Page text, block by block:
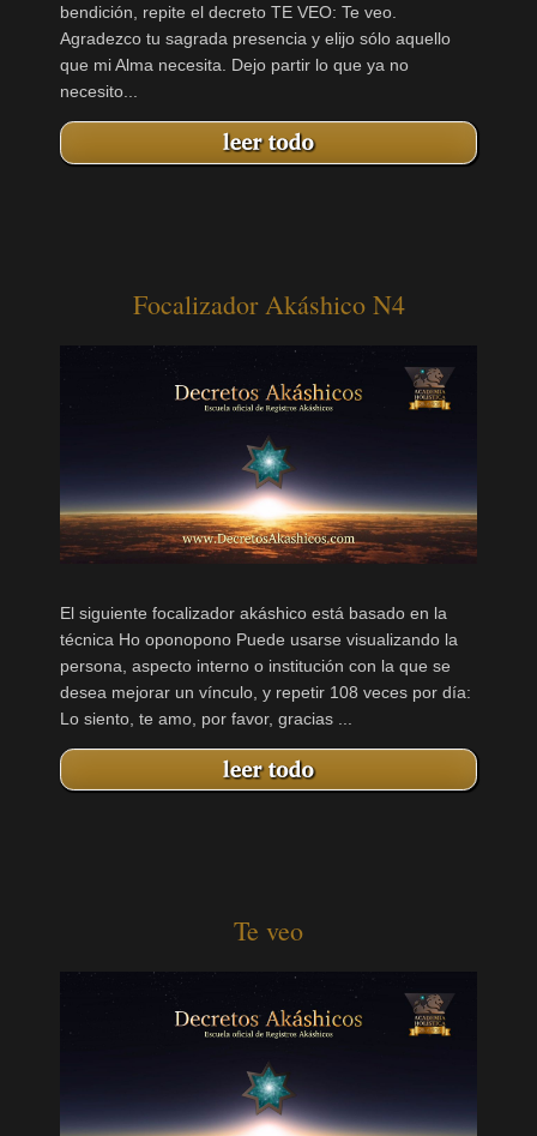
bendición, repite el decreto TE VEO: Te veo.
Agradezco tu sagrada presencia y elijo sólo aquello
que mi Alma necesita. Dejo partir lo que ya no
necesito...
Focalizador Akáshico N4
El siguiente focalizador akáshico está basado en la
técnica Ho oponopono Puede usarse visualizando la
persona, aspecto interno o institución con la que se
desea mejorar un vínculo, y repetir 108 veces por día:
Lo siento, te amo, por favor, gracias ...
Te veo